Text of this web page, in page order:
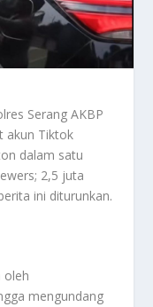
Serang AKBP
akun Tiktok
dalam satu
2,5 juta
ini diturunkan.
oleh
mengundang